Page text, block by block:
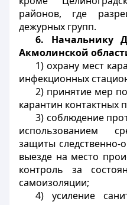
районов, где
дежурных групп.
6. Начальнику
Акмолинской
1) охрану мест
инфекционных
2) принятие мер
карантин контактных
3) соблюдение
использованием
защиты следственно-
выезде на место
контроль за
самоизоляции;
4) усиление